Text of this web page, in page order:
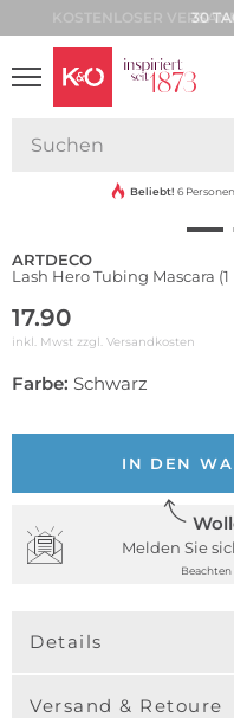
30
VIBES
Beliebt! 6
ARTDECO
Lash Hero Tubing Mascara
17.90
inkl. Mwst zzgl. Versandkosten
Farbe: Schwarz
IN DEN
Melden Sie
Beachten
Details
Versand & Retoure